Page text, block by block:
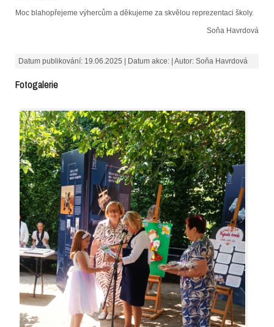
Moc blahopřejeme výhercům a děkujeme za skvělou reprezentaci školy.
Soňa Havrdová
Datum publikování: 19.06.2025 | Datum akce: | Autor: Soňa Havrdová
Fotogalerie